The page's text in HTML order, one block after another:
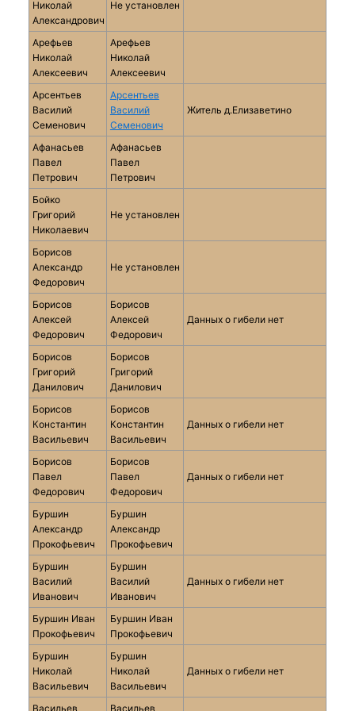
Николай
Александрович
Не установлен
Арефьев
Николай
Алексеевич
Арефьев
Николай
Алексеевич
Арсентьев
Василий
Семенович
Арсентьев
Василий
Семенович
Житель д.Елизаветино
Афанасьев
Павел
Петрович
Афанасьев
Павел
Петрович
Бойко
Григорий
Николаевич
Не установлен
Борисов
Александр
Федорович
Не установлен
Борисов
Алексей
Федорович
Борисов
Алексей
Федорович
Данных о гибели нет
Борисов
Григорий
Данилович
Борисов
Григорий
Данилович
Борисов
Константин
Васильевич
Борисов
Константин
Васильевич
Данных о гибели нет
Борисов
Павел
Федорович
Борисов
Павел
Федорович
Данных о гибели нет
Буршин
Александр
Прокофьевич
Буршин
Александр
Прокофьевич
Буршин
Василий
Иванович
Буршин
Василий
Иванович
Данных о гибели нет
Буршин Иван
Прокофьевич
Буршин Иван
Прокофьевич
Буршин
Николай
Васильевич
Буршин
Николай
Васильевич
Данных о гибели нет
Васильев Васильев